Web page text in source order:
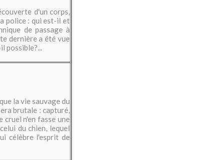
d'un corps,
police : qui est-il et
de passage à
dernière a été vue
possible?...
la vie sauvage du
brutale : capturé,
n'en fasse une
du chien, lequel
célèbre l'esprit de